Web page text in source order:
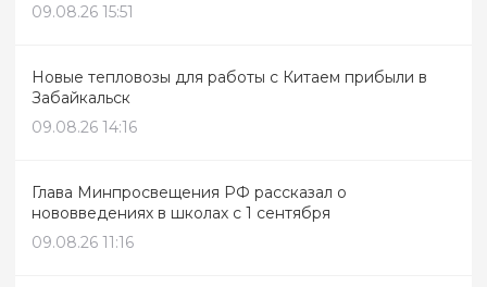
09.08.26 15:51
Новые тепловозы для работы с Китаем прибыли в
Забайкальск
09.08.26 14:16
Глава Минпросвещения РФ рассказал о
нововведениях в школах с 1 сентября
09.08.26 11:16